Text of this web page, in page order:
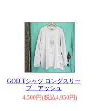
GOD Tシャツ ロングスリー
ブ アッシュ
4,500円(税込4,950円)